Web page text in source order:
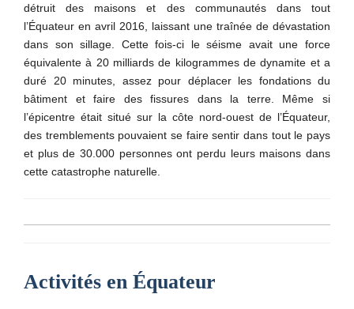
détruit des maisons et des communautés dans tout
l’Équateur en avril 2016, laissant une traînée de dévastation
dans son sillage. Cette fois-ci le séisme avait une force
équivalente à 20 milliards de kilogrammes de dynamite et a
duré 20 minutes, assez pour déplacer les fondations du
bâtiment et faire des fissures dans la terre. Même si
l’épicentre était situé sur la côte nord-ouest de l’Équateur,
des tremblements pouvaient se faire sentir dans tout le pays
et plus de 30.000 personnes ont perdu leurs maisons dans
cette catastrophe naturelle.
Activités en Équateur